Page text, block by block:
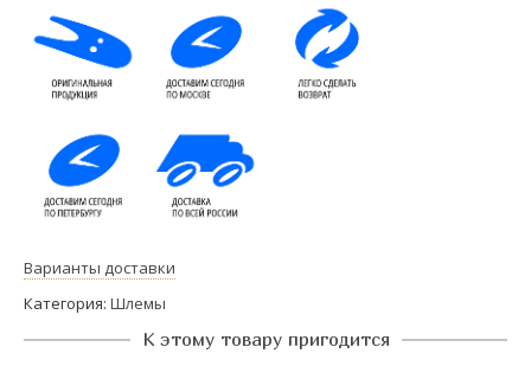
Варианты доставки
Категория: Шлемы
К этому товару пригодится